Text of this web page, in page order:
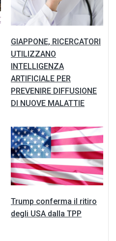
GIAPPONE, RICERCATORI
UTILIZZANO
INTELLIGENZA
ARTIFICIALE PER
PREVENIRE DIFFUSIONE
DI NUOVE MALATTIE
Trump conferma il ritiro
degli USA dalla TPP